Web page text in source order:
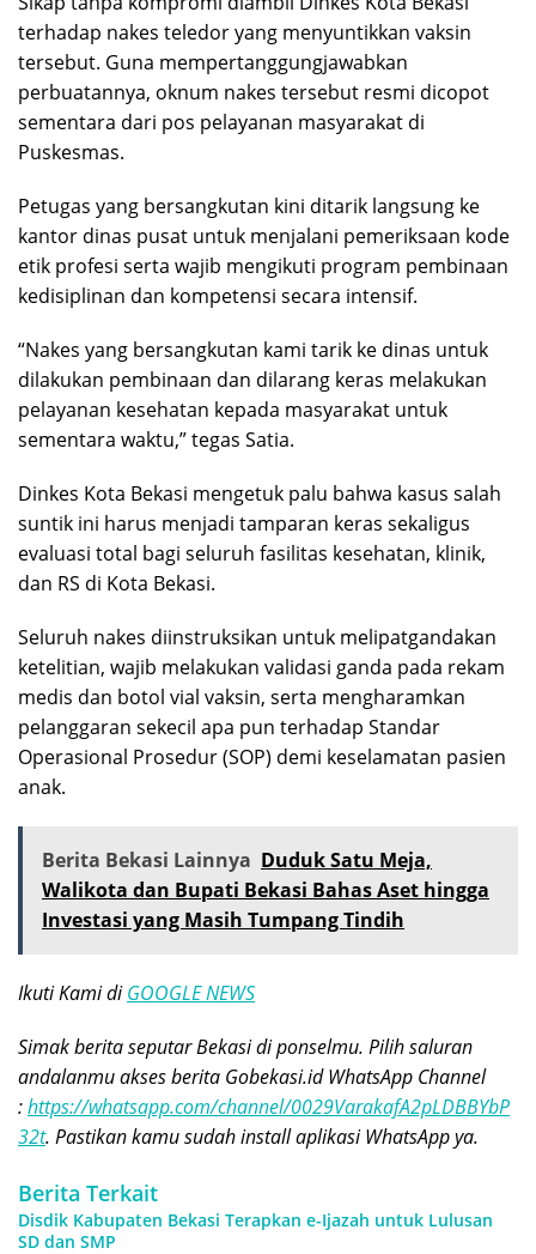
terhadap nakes teledor yang menyuntikkan vaksin
tersebut. Guna mempertanggungjawabkan
perbuatannya, oknum nakes tersebut resmi dicopot
sementara dari pos pelayanan masyarakat di
Puskesmas.
Petugas yang bersangkutan kini ditarik langsung ke
kantor dinas pusat untuk menjalani pemeriksaan kode
etik profesi serta wajib mengikuti program pembinaan
kedisiplinan dan kompetensi secara intensif.
“Nakes yang bersangkutan kami tarik ke dinas untuk
dilakukan pembinaan dan dilarang keras melakukan
pelayanan kesehatan kepada masyarakat untuk
sementara waktu,” tegas Satia.
Dinkes Kota Bekasi mengetuk palu bahwa kasus salah
suntik ini harus menjadi tamparan keras sekaligus
evaluasi total bagi seluruh fasilitas kesehatan, klinik,
dan RS di Kota Bekasi.
Seluruh nakes diinstruksikan untuk melipatgandakan
ketelitian, wajib melakukan validasi ganda pada rekam
medis dan botol vial vaksin, serta mengharamkan
pelanggaran sekecil apa pun terhadap Standar
Operasional Prosedur (SOP) demi keselamatan pasien
anak.
Berita Bekasi Lainnya Duduk Satu Meja,
Walikota dan Bupati Bekasi Bahas Aset hingga
Investasi yang Masih Tumpang Tindih
Ikuti Kami diGOOGLE NEWS
Simak berita seputar Bekasi di ponselmu. Pilih saluran
andalanmu akses berita Gobekasi.id WhatsApp Channel
:https://whatsapp.com/channel/0029VarakafA2pLDBBYbP
32t. Pastikan kamu sudah install aplikasi WhatsApp ya.
Berita Terkait
Disdik Kabupaten Bekasi Terapkan e-Ijazah untuk Lulusan
SD dan SMP